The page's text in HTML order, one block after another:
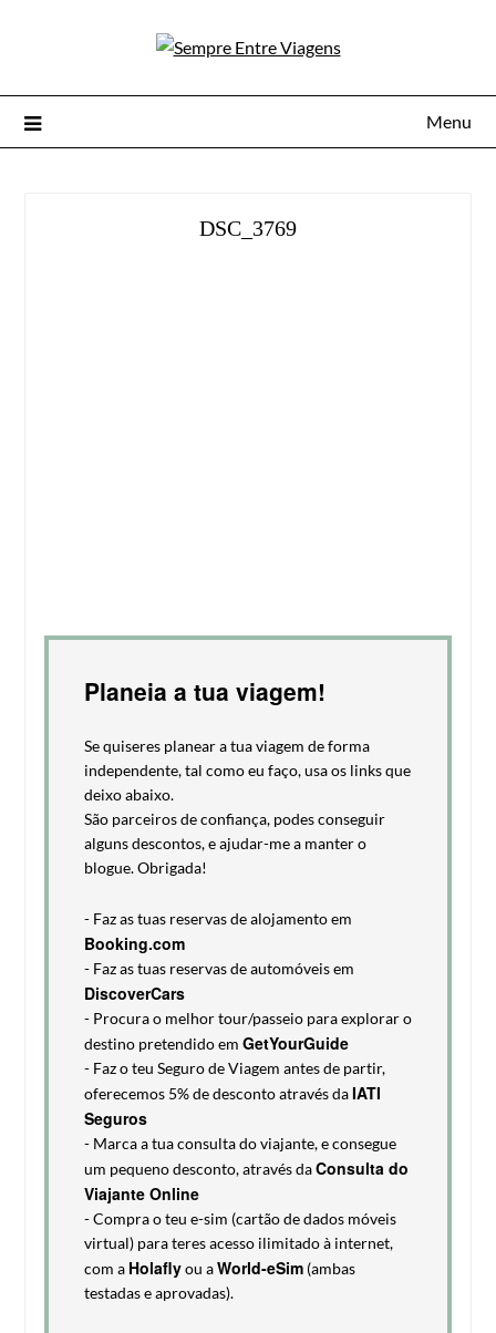
Menu
DSC_3769
Planeia a tua viagem!
Se quiseres planear a tua viagem de forma
independente, tal como eu faço, usa os links que
deixo abaixo.
São parceiros de confiança, podes conseguir
alguns descontos, e ajudar-me a manter o
blogue. Obrigada!
- Faz as tuas reservas de alojamento em
Booking.com
- Faz as tuas reservas de automóveis em
DiscoverCars
- Procura o melhor tour/passeio para explorar o
destino pretendido em GetYourGuide
- Faz o teu Seguro de Viagem antes de partir,
oferecemos 5% de desconto através daIATI
Seguros
- Marca a tua consulta do viajante, e consegue
um pequeno desconto, através daConsulta do
Viajante Online
- Compra o teu e-sim (cartão de dados móveis
virtual) para teres acesso ilimitado à internet,
com a Holaflyou aWorld-eSim(ambas
testadas e aprovadas).